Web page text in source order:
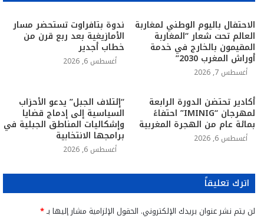
الاحتفال باليوم الوطني لمغاربة
العالم تحت شعار “المغاربة
المقيمون بالخارج في خدمة
أوراش المغرب 2030”
أغسطس 7, 2026
ندوة بتافراوت تستحضر مسار
الأمازيغية بعد ربع قرن من
خطاب أجدير
أغسطس 6, 2026
أكادير تحتضن الدورة الرابعة
لمهرجان “IMINIG” احتفاءً
بمائة عام من الهجرة المغربية
أغسطس 6, 2026
“إئتلاف الجبل” يدعو الأحزاب
السياسية إلى إدماج قضايا
وإشكاليات المناطق الجبلية في
برامجها الانتخابية
أغسطس 6, 2026
اترك تعليقاً
لن يتم نشر عنوان بريدك الإلكتروني. الحقول الإلزامية مشار إليها بـ*